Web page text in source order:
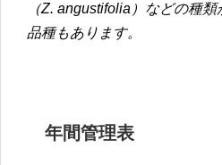
（Z. angustifolia）などの種
品種もあります。
年間管理表